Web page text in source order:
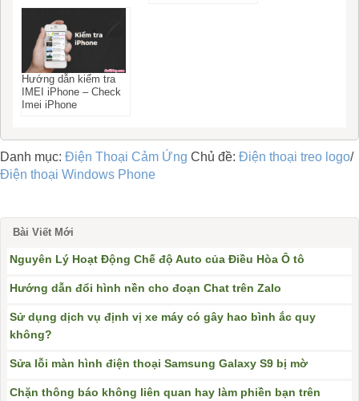
Hướng dẫn kiểm tra
IMEI iPhone – Check
Imei iPhone
Danh mục: Điện Thoại Cảm Ứng Chủ đề: Điện thoại treo logo/
Điện thoại Windows Phone
Bài Viết Mới
Nguyên Lý Hoạt Động Chế độ Auto của Điều Hòa Ô tô
Hướng dẫn đổi hình nền cho đoạn Chat trên Zalo
Sử dụng dịch vụ định vị xe máy có gây hao bình ắc quy
không?
Sửa lỗi màn hình điện thoại Samsung Galaxy S9 bị mờ
Chặn thông báo không liên quan hay làm phiền bạn trên